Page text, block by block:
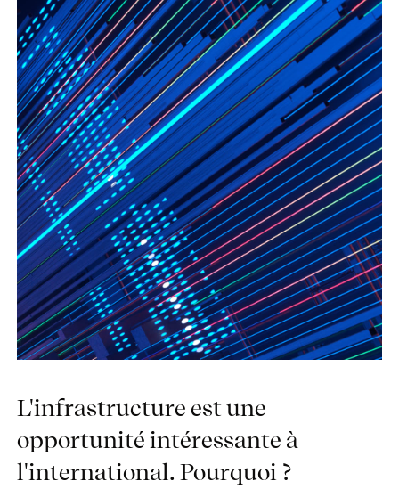
L'infrastructure est une
opportunité intéressante à
l'international. Pourquoi ?